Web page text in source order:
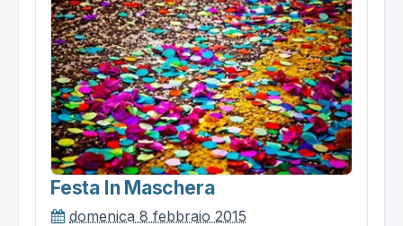
Festa In Maschera
domenica 8 febbraio 2015